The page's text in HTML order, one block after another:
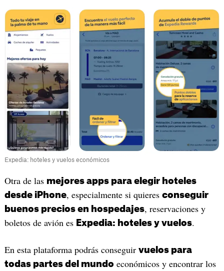
Expedia: hoteles y vuelos económicos
Otra de las mejores apps para elegir hoteles
desde iPhone, especialmente si quieres conseguir
buenos precios en hospedajes, reservaciones y
boletos de avión es Expedia: hoteles y vuelos.
En esta plataforma podrás conseguir vuelos para
todas partes del mundo económicos y encontrar los